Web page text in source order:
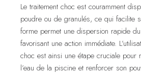
Le traitement choc est couramment
poudre ou de granulés, ce qui facilite
forme permet une dispersion rapide
favorisant une action immédiate.
choc est ainsi une étape cruciale pour
l’eau de la piscine et renforcer son